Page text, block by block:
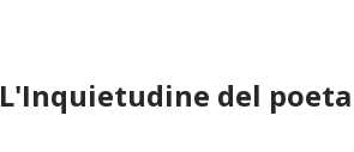
L'Inquietudine del poeta